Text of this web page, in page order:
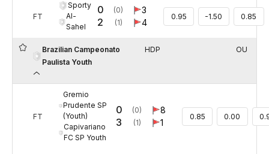
FT
Sporty
Al-
Sahel
0
2
(0)
(1)
3
4
0.95 -1.50 0.85
Brazilian Campeonato
Paulista Youth
HDP OU
FT
Gremio
Prudente SP
(Youth)
Capivariano
FC SP Youth
0
3
(0)
(1)
8
1
0.85 0.00